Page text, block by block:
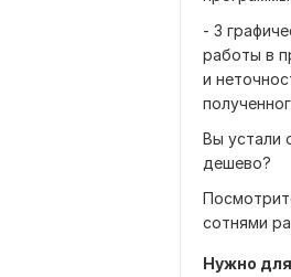
- 3
работы в
и
Вы устали
дешево?
сотнями
Нужно